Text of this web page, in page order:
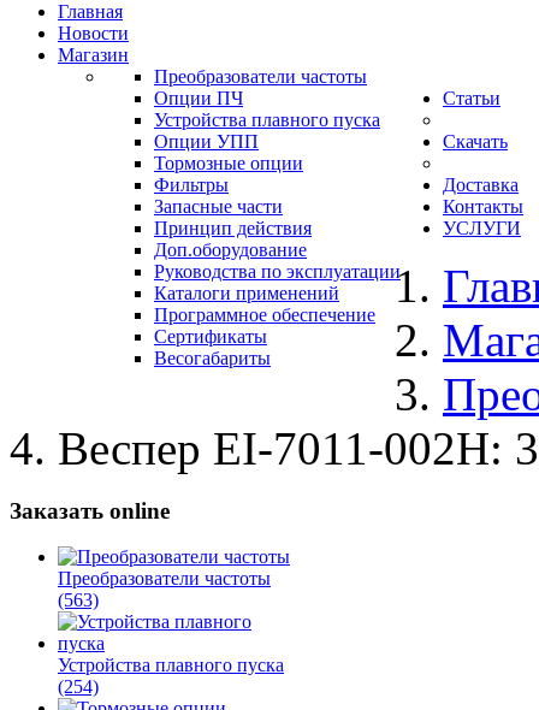
Главная
Новости
Магазин
Преобразователи частоты
Опции ПЧ
Устройства плавного пуска
Опции УПП
Тормозные опции
Фильтры
Запасные части
Статьи
Принцип действия
Доп.оборудование
Скачать
Руководства по эксплуатации
Каталоги применений
Программное обеспечение
Сертификаты
Весогабариты
Доставка
Контакты
УСЛУГИ
Веспер ЕI-7011-002Н:
Заказать online
Преобразователи частоты
(563)
Устройства плавного пуска
(254)